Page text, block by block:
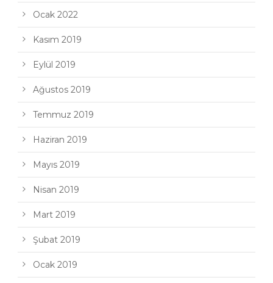
Ocak 2022
Kasım 2019
Eylül 2019
Ağustos 2019
Temmuz 2019
Haziran 2019
Mayıs 2019
Nisan 2019
Mart 2019
Şubat 2019
Ocak 2019